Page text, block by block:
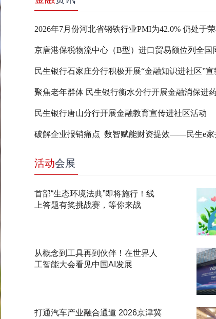
2026年7月份河北省钢铁行业PMI为42.0% 仍处于
民生银行石家庄分行积极开展“金融知识进社区”宣
聚焦老年群体 民生银行衡水分行开展金融消保进
民生银行唐山分行开展金融教育宣传进社区活动
活动会展
首部“生态环境法典”即将施行！线
上答题有奖挑战赛，等你来战
从概念到工具再到伙伴！在世界人
工智能大会看见中国AI发展
打通汽车产业融合通道 2026京津冀